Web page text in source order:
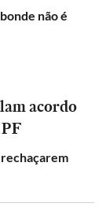
não é
acordo